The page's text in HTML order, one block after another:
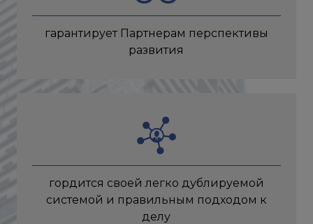
гарантирует Партнерам перспективы
развития
гордится своей легко дублируемой
системой и правильным подходом к
делу